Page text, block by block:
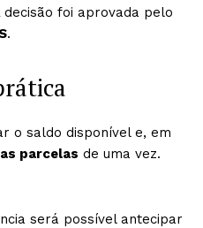
foi aprovada pelo
.
o saldo disponível e, em
parcelas de uma vez.
será possível antecipar